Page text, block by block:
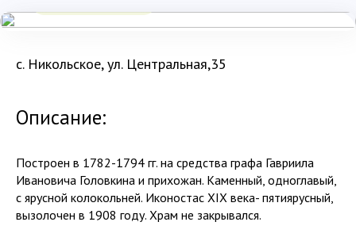
с. Никольское, ул. Центральная,35
Описание:
Построен в 1782-1794 гг. на средства графа Гавриила
Ивановича Головкина и прихожан. Каменный, одноглавый,
с ярусной колокольней. Иконостас XIX века- пятиярусный,
вызолочен в 1908 году. Храм не закрывался.